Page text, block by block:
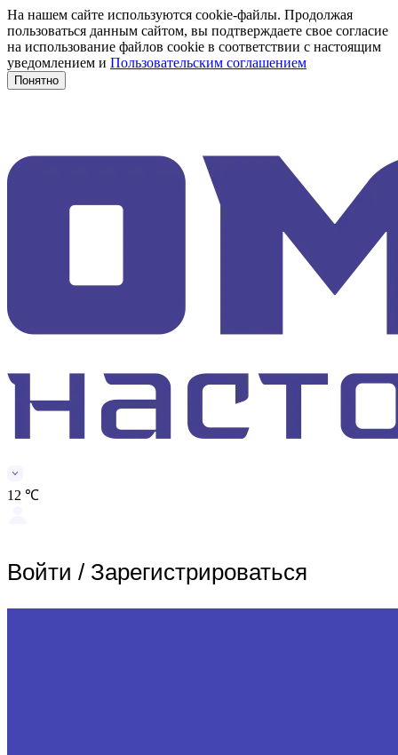
На нашем сайте используются cookie-файлы. Продолжая
пользоваться данным сайтом, вы подтверждаете свое согласие
на использование файлов cookie в соответствии с настоящим
уведомлением и Пользовательским соглашением
Понятно
12 ℃
Войти / Зарегистрироваться